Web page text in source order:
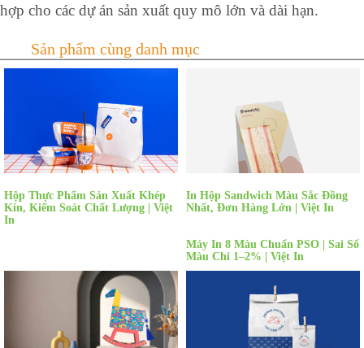
hợp cho các dự án sản xuất quy mô lớn và dài hạn.
Hộp Thực Phẩm Sản Xuất Khép
Kín, Kiểm Soát Chất Lượng | Việt
In
In Hộp Sandwich Màu Sắc Đồng
Nhất, Đơn Hàng Lớn | Việt In
Máy In 8 Màu Chuẩn PSO | Sai Số
Màu Chỉ 1–2% | Việt In